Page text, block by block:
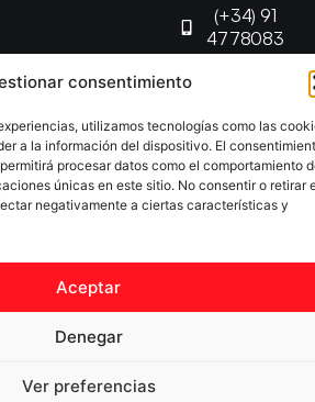
consentimiento
utilizamos tecnologías como las
a la información del dispositivo. El
procesar datos como el comportamiento
únicas en este sitio. No consentir o retirar
negativamente a ciertas características y
Aceptar
Denegar
Ver preferencias
(+34) 91
4778083
Madrileña de Tenis de Mesa |
porTOOOLS